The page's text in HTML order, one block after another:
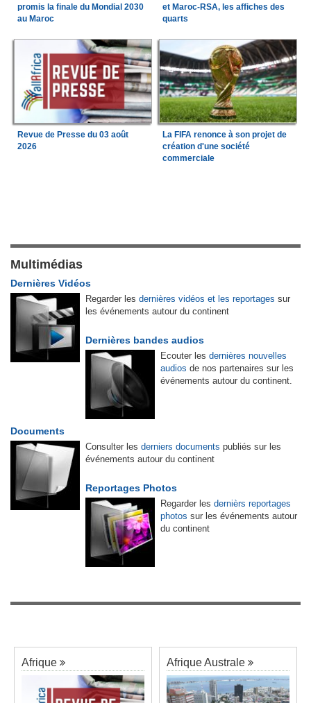
promis la finale du Mondial 2030
au Maroc
et Maroc-RSA, les affiches des
quarts
Revue de Presse du 03 août
2026
La FIFA renonce à son projet de
création d'une société
commerciale
Multimédias
Dernières Vidéos
Regarder les dernières vidéos et les reportages sur
les événements autour du continent
Dernières bandes audios
Ecouter les dernières nouvelles
audios de nos partenaires sur les
événements autour du continent.
Documents
Consulter les derniers documents publiés sur les
événements autour du continent
Reportages Photos
Regarder les dernièrs reportages
photos sur les événements autour
du continent
Afrique Afrique Australe